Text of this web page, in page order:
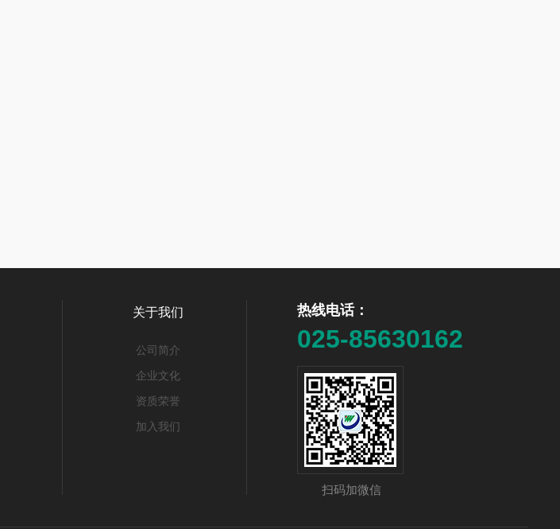
热线电话：
025-85630162
扫码加微信
关于我们
公司简介
企业文化
资质荣誉
加入我们